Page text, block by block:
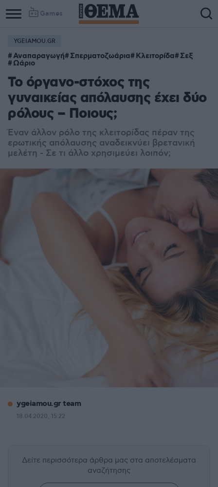
Games
YGEIAMOU.GR
Αναπαραγωγή Σπερματοζωάρια Κλειτορίδα Σεξ
Ωάριο
Το όργανο-στόχος της
γυναικείας απόλαυσης έχει δύο
ρόλους – Ποιους;
Έναν άλλον ρόλο της κλειτορίδας πέραν της
ερωτικής απόλαυσης αναδεικνύει βρετανική
μελέτη - Σε τι άλλο χρησιμεύει λοιπόν;
ygeiamou.gr team
18.04.2020, 15:22
Δείτε περισσότερα άρθρα μας στα αποτελέσματα
αναζήτησης